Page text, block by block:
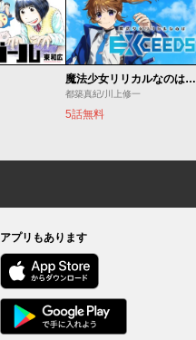
魔法少女リリカルなのは EXCEEDS
都築真紀/川上修一
5話無料
アプリもあります